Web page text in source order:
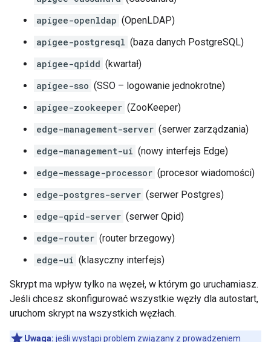
apigee-openldap (OpenLDAP)
apigee-postgresql (baza danych PostgreSQL)
apigee-qpidd (kwartał)
apigee-sso (SSO – logowanie jednokrotne)
apigee-zookeeper (ZooKeeper)
edge-management-server (serwer zarządzania)
edge-management-ui (nowy interfejs Edge)
edge-message-processor (procesor wiadomości)
edge-postgres-server (serwer Postgres)
edge-qpid-server (serwer Qpid)
edge-router (router brzegowy)
edge-ui (klasyczny interfejs)
Skrypt ma wpływ tylko na węzeł, w którym go uruchamiasz.
Jeśli chcesz skonfigurować wszystkie węzły dla autostart,
uruchom skrypt na wszystkich węzłach.
Uwaga: jeśli wystąpi problem związany z prowadzeniem